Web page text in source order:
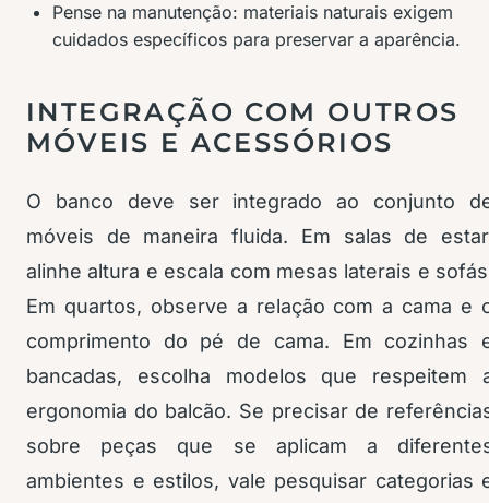
Pense na manutenção: materiais naturais exigem
cuidados específicos para preservar a aparência.
INTEGRAÇÃO COM OUTROS
MÓVEIS E ACESSÓRIOS
O banco deve ser integrado ao conjunto
móveis de maneira fluida. Em salas de
alinhe altura e escala com mesas laterais e
Em quartos, observe a relação com a cama e
comprimento do pé de cama. Em cozinhas
bancadas, escolha modelos que respeitem
ergonomia do balcão. Se precisar de
sobre peças que se aplicam a
ambientes e estilos, vale pesquisar categorias